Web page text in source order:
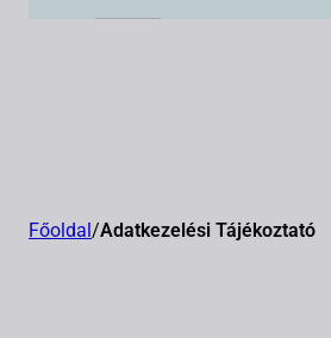
Főoldal/Adatkezelési Tájékoztató